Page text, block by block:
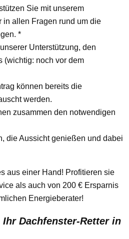
Sie mit unserem
in allen Fragen rund um die
*
Unterstützung, den
(wichtig: noch vor dem
können bereits die
werden.
zusammen den notwendigen
die Aussicht genießen und dabei
aus einer Hand! Profitieren sie
als auch von 200 € Ersparnis
Energieberater!
Ihr Dachfenster-Retter in